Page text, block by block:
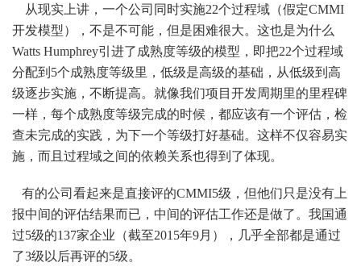
从现实上讲，一个公司同时实施22个过程域（假定CMMI
开发模型），不是不可能，但是困难很大。这也是为什么
Watts Humphrey引进了成熟度等级的模型，即把22个过程域
分配到5个成熟度等级里，低级是高级的基础，从低级到高
级逐步实施，不断提高。就像我们项目开发周期里的里程碑
一样，每个成熟度等级完成的时候，都应该有一个评估，检
查未完成的实践，为下一个等级打好基础。这样不仅容易实
施，而且过程域之间的依赖关系也得到了体现。
有的公司看起来是直接评的CMMI5级，但他们只是没有上
报中间的评估结果而已，中间的评估工作还是做了。我国通
过5级的137家企业（截至2015年9月），几乎全部都是通过
了3级以后再评的5级。